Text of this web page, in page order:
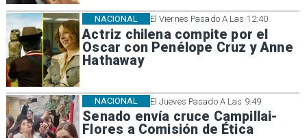
El Viernes Pasado A Las 12:40
Actriz chilena compite por el
Oscar con Penélope Cruz y Anne
Hathaway
NACIONAL
El Jueves Pasado A Las 9:49
Senado envía cruce Campillai-
Flores a Comisión de Ética
NACIONAL